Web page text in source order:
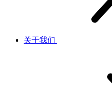
关于我们